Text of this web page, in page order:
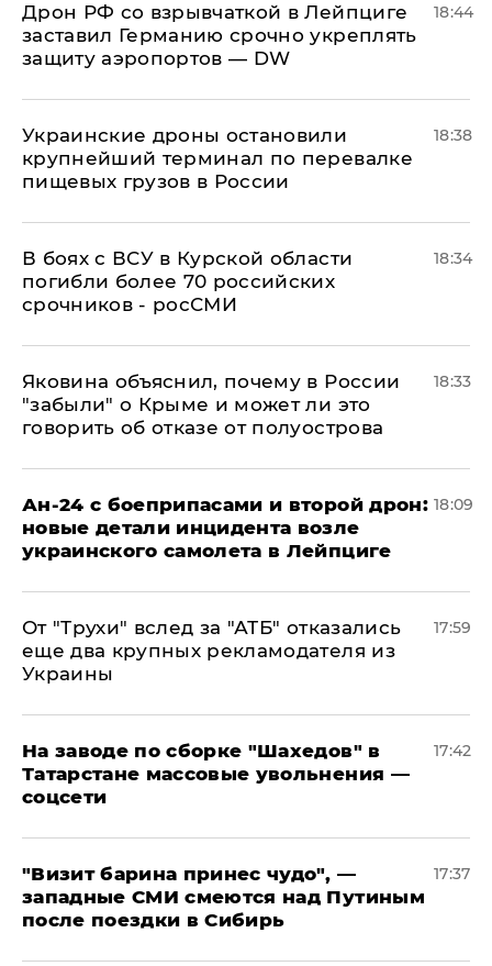
​Дрон РФ со взрывчаткой в Лейпциге
заставил Германию срочно укреплять
защиту аэропортов — DW
18:44
Украинские дроны остановили
крупнейший терминал по перевалке
пищевых грузов в России
18:38
В боях с ВСУ в Курской области
погибли более 70 российских
срочников - росСМИ
18:34
Яковина объяснил, почему в России
"забыли" о Крыме и может ли это
говорить об отказе от полуострова
18:33
Ан-24 с боеприпасами и второй дрон:
новые детали инцидента возле
украинского самолета в Лейпциге
18:09
От "Трухи" вслед за "АТБ" отказались
еще два крупных рекламодателя из
Украины
17:59
На заводе по сборке "Шахедов" в
Татарстане массовые увольнения —
соцсети
17:42
"Визит барина принес чудо", —
западные СМИ смеются над Путиным
после поездки в Сибирь
17:37